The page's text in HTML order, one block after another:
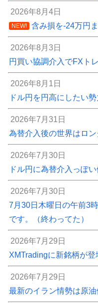
2026年8月4日
NEW! 含み損を-24万円
2026年8月3日
円買い協調介入でFXト
2026年8月1日
ドル円を円高にしたい
2026年7月31日
為替介入後の世界はロン
2026年7月30日
ドル円に為替介入っぽ
2026年7月30日
7月30日木曜日の午前3
です。（終わってた）
2026年7月29日
XMTradingに新銘柄が登
2026年7月29日
最新のイラン情勢は原